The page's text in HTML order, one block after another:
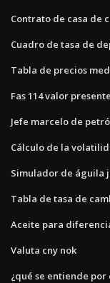
Contrato de casa de
Cuadro de tasa de
Tabla de precios
Fas 114 valor
Jefe marcelo de
Cálculo de la
Simulador de águila
Tabla de tasa de
Aceite para
Valuta cny nok
¿qué se entiende por